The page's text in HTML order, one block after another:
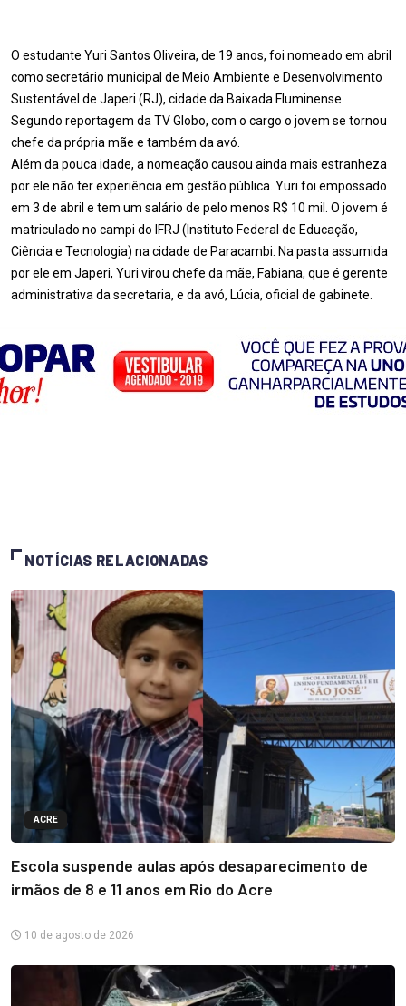
O estudante Yuri Santos Oliveira, de 19 anos, foi nomeado em abril
como secretário municipal de Meio Ambiente e Desenvolvimento
Sustentável de Japeri (RJ), cidade da Baixada Fluminense.
Segundo reportagem da TV Globo, com o cargo o jovem se tornou
chefe da própria mãe e também da avó.
Além da pouca idade, a nomeação causou ainda mais estranheza
por ele não ter experiência em gestão pública. Yuri foi empossado
em 3 de abril e tem um salário de pelo menos R$ 10 mil. O jovem é
matriculado no campi do IFRJ (Instituto Federal de Educação,
Ciência e Tecnologia) na cidade de Paracambi. Na pasta assumida
por ele em Japeri, Yuri virou chefe da mãe, Fabiana, que é gerente
administrativa da secretaria, e da avó, Lúcia, oficial de gabinete.
NOTÍCIAS RELACIONADAS
ACRE
Escola suspende aulas após desaparecimento de
irmãos de 8 e 11 anos em Rio do Acre
10 de agosto de 2026